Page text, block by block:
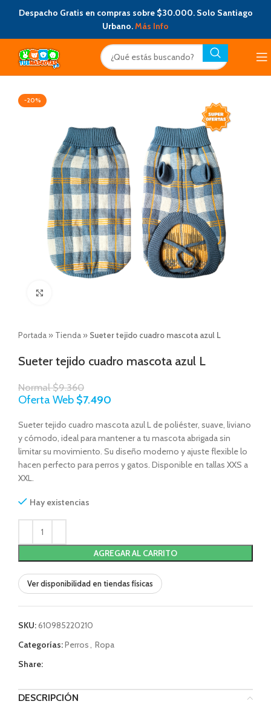
Despacho Gratis en compras sobre $30.000. Solo Santiago
Urbano.Más Info
-20%
Portada » Tienda » Sueter tejido cuadro mascota azul L
Sueter tejido cuadro mascota azul L
Normal$9.360
Oferta Web $7.490
Sueter tejido cuadro mascota azul L de poliéster, suave, liviano
y cómodo, ideal para mantener a tu mascota abrigada sin
limitar su movimiento. Su diseño moderno y ajuste flexible lo
hacen perfecto para perros y gatos. Disponible en tallas XXS a
XXL.
Hay existencias
AGREGAR AL CARRITO
Ver disponibilidad en tiendas físicas
SKU:610985220210
Categorías:Perros, Ropa
Share:
DESCRIPCIÓN